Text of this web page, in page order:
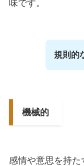
味です。
規則的
機械的
感情や意思を持た